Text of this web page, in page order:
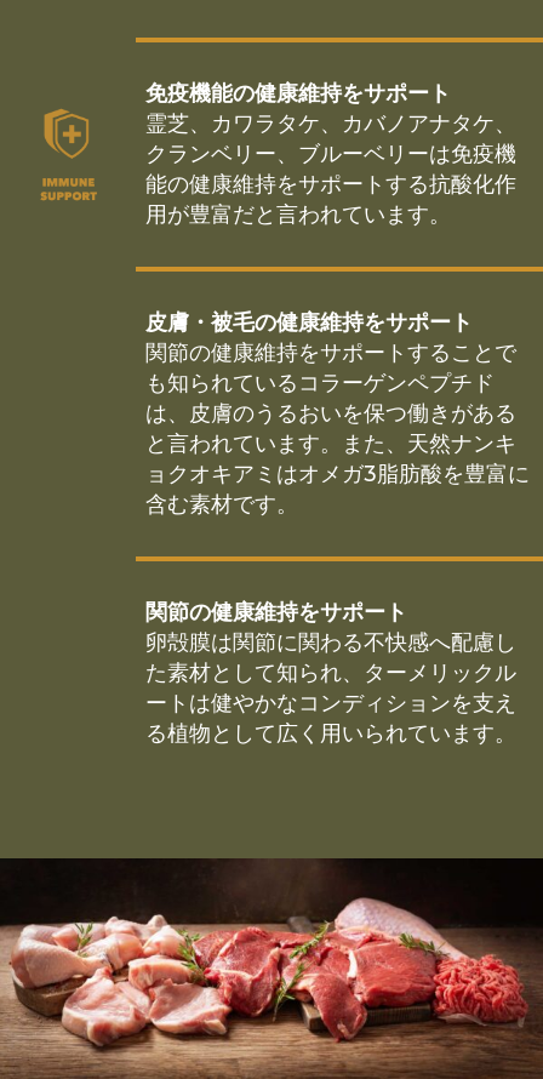
免疫機能の健康維持をサポート
霊芝、カワラタケ、カバノアナタケ、
クランベリー、ブルーベリーは免疫機
能の健康維持をサポートする抗酸化作
用が豊富だと言われています。
皮膚・被毛の健康維持をサポート
関節の健康維持をサポートすることで
も知られているコラーゲンペプチド
は、皮膚のうるおいを保つ働きがある
と言われています。また、天然ナンキ
ョクオキアミはオメガ3脂肪酸を豊富に
含む素材です。
関節の健康維持をサポート
卵殻膜は関節に関わる不快感へ配慮し
た素材として知られ、ターメリックル
ートは健やかなコンディションを支え
る植物として広く用いられています。